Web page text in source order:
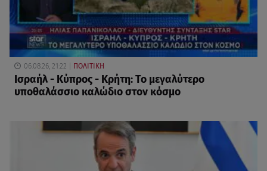
06.08.26, 21:22 ΠΟΛΙΤΙΚΗ
Ισραήλ - Κύπρος - Κρήτη: Το μεγαλύτερο
υποθαλάσσιο καλώδιο στον κόσμο